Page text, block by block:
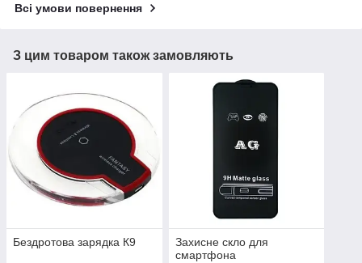
Всі умови повернення
З цим товаром також замовляють
Бездротова зарядка К9
Захисне скло для
смартфона